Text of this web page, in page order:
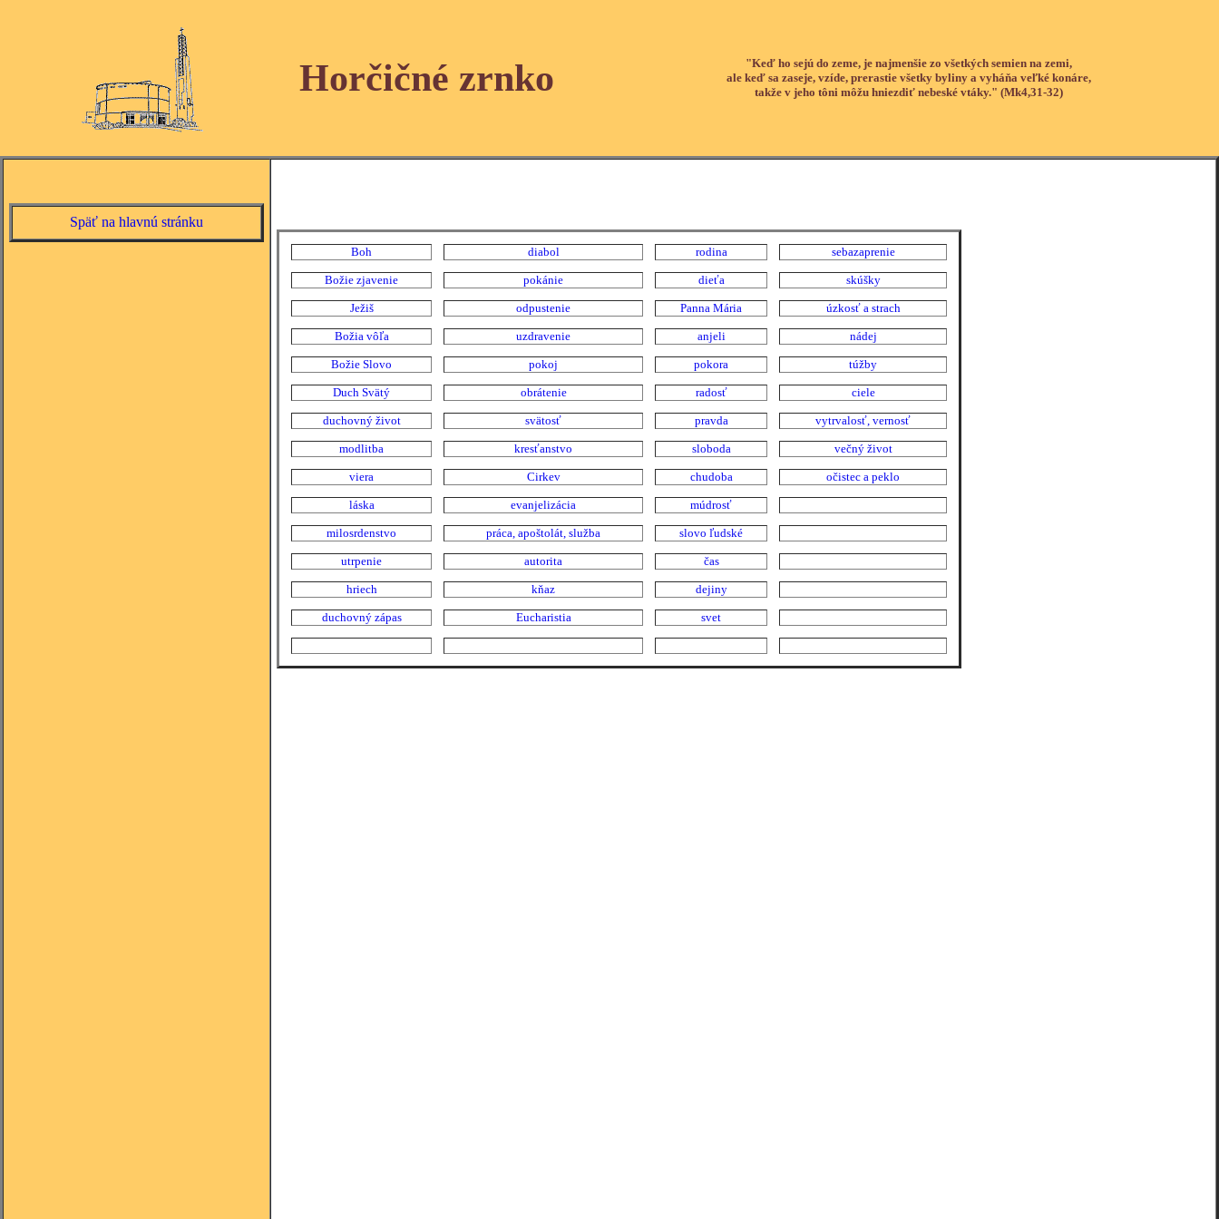
Horčičné zrnko
"Keď ho sejú do zeme, je najmenšie zo všetkých semien na zemi,
ale keď sa zaseje, vzíde, prerastie všetky byliny a vyháňa veľké konáre,
takže v jeho tôni môžu hniezdiť nebeské vtáky." (Mk4,31-32)
Späť na hlavnú stránku
Boh diabol rodina sebazaprenie
Božie zjavenie pokánie dieťa skúšky
Ježiš odpustenie Panna Mária úzkosť a strach
Božia vôľa uzdravenie anjeli nádej
Božie Slovo pokoj pokora túžby
Duch Svätý obrátenie radosť ciele
duchovný život svätosť pravda vytrvalosť, vernosť
modlitba kresťanstvo sloboda večný život
viera Cirkev chudoba očistec a peklo
láska evanjelizácia múdrosť
milosrdenstvo práca, apoštolát, služba slovo ľudské
utrpenie autorita čas
hriech kňaz dejiny
duchovný zápas Eucharistia svet